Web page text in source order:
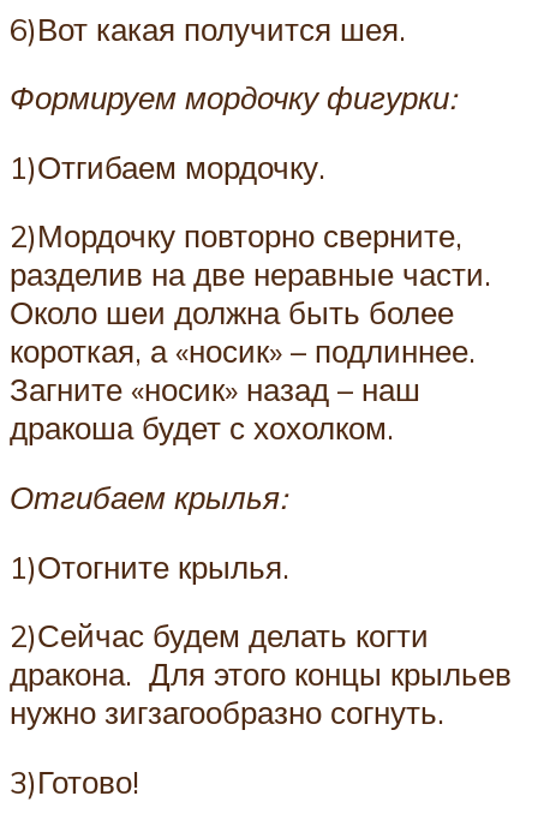
6)Вот какая получится шея.
Формируем мордочку фигурки:
1)Отгибаем мордочку.
2)Мордочку повторно сверните,
разделив на две неравные части.
Около шеи должна быть более
короткая, а «носик» – подлиннее.
Загните «носик» назад – наш
дракоша будет с хохолком.
Отгибаем крылья:
1)Отогните крылья.
2)Сейчас будем делать когти
дракона. Для этого концы крыльев
нужно зигзагообразно согнуть.
3)Готово!